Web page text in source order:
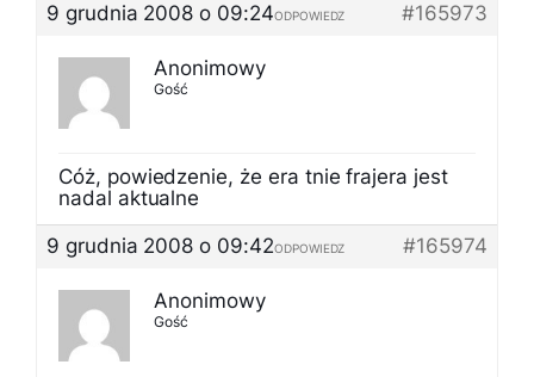
9 grudnia 2008 o 09:24
#165973
ODPOWIEDZ
Anonimowy
Gość
Cóż, powiedzenie, że era tnie frajera jest
nadal aktualne
9 grudnia 2008 o 09:42
#165974
ODPOWIEDZ
Anonimowy
Gość